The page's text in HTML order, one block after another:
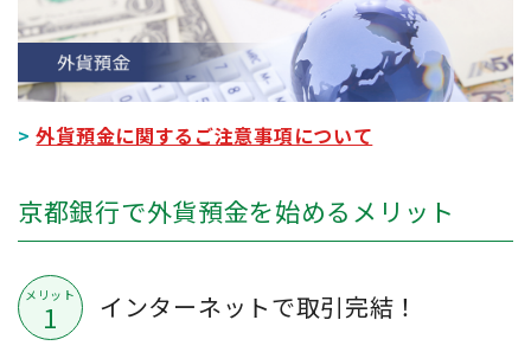
>外貨預金に関するご注意事項について
京都銀行で外貨預金を始めるメリット
メリット
1 インターネットで取引完結！